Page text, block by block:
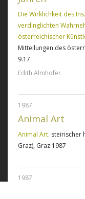
Die Wirklichkeit des
verdinglichten
österreichischer
Mitteilungen des
9.17
Edith Almhofer
1987
Animal Art
Animal Art. steirischer
Graz), Graz 1987
1987